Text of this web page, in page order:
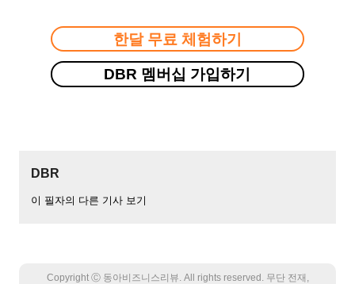
한달 무료 체험하기
DBR 멤버십 가입하기
DBR
이 필자의 다른 기사 보기
Copyright Ⓒ 동아비즈니스리뷰. All rights reserved. 무단 전재,